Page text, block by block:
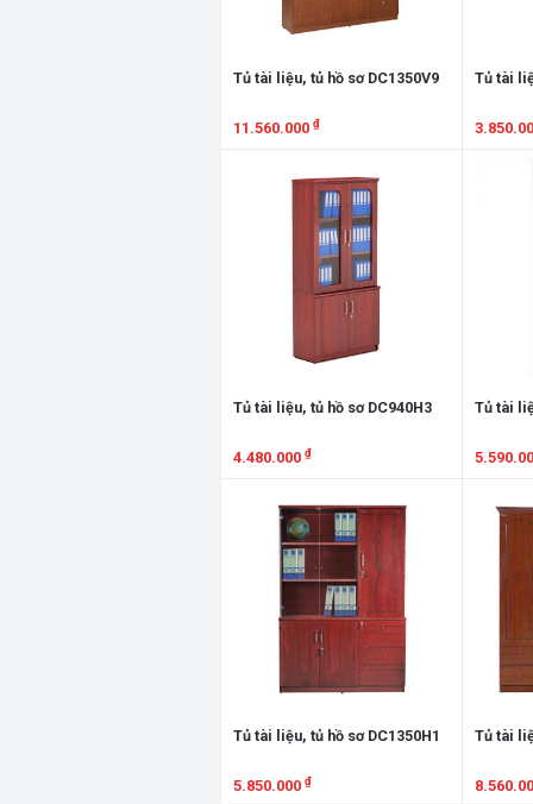
Tủ tài liệu, tủ hồ sơ DC1350V9
11.560.000 ₫
Tủ tài
Tủ tài liệu, tủ hồ sơ DC940H3
4.480.000 ₫
Tủ tài
Tủ tài liệu, tủ hồ sơ DC1350H1
5.850.000 ₫
Tủ tài